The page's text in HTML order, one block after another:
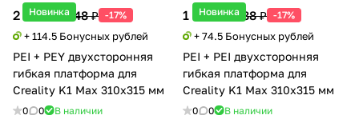
Новинка
2 290 ₽2 748 ₽ -17%
+ 114.5 Бонусных рублей
PEI + PEY двухсторонняя
гибкая платформа для
Creality K1 Max 310x315 мм
0 0 В наличии
Новинка
1 490 ₽1 788 ₽ -17%
+ 74.5 Бонусных рублей
PEI + PEI двухсторонняя
гибкая платформа для
Creality K1 Max 310x315 мм
0 0 В наличии